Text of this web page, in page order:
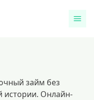
займ без
истории. Онлайн-